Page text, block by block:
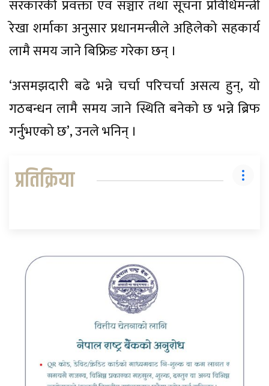
सरकारकी प्रवक्ता एवं सञ्चार तथा सूचना प्रविधिमन्त्री
रेखा शर्माका अनुसार प्रधानमन्त्रीले अहिलेको सहकार्य
लामै समय जाने बिफ्रिङ गरेका छन् ।
‘असमझदारी बढे भन्ने चर्चा परिचर्चा असत्य हुन्, यो
गठबन्धन लामै समय जाने स्थिति बनेको छ भन्ने ब्रिफ
गर्नुभएको छ’, उनले भनिन् ।
प्रतिक्रिया